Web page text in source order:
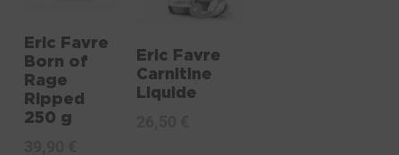
Eric Favre
Born of
Rage
Ripped
250 g
Eric Favre
Carnitine
Liquide